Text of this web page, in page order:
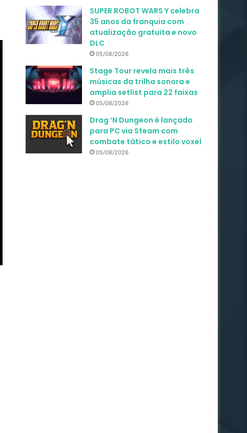
SUPER ROBOT WARS Y celebra
35 anos da franquia com
atualização gratuita e novo
DLC
05/08/2026
Stage Tour revela mais três
músicas da trilha sonora e
amplia setlist para 22 faixas
05/08/2026
Drag ‘N Dungeon é lançado
para PC via Steam com
combate tático e estilo voxel
05/08/2026